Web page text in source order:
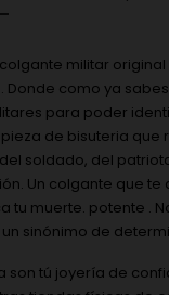
militar
Donde como ya
para poder
de bisuteria que
soldado, del
Un colgante que te
tu muerte. potente .
sinónimo de
son tú joyería de